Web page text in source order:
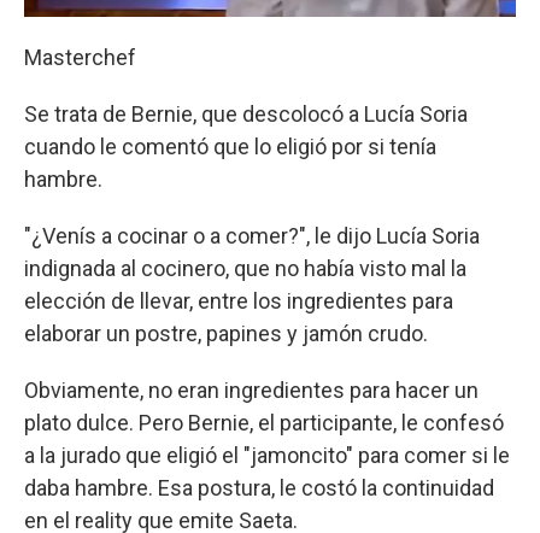
Masterchef
Se trata de Bernie, que descolocó a Lucía Soria
cuando le comentó que lo eligió por si tenía
hambre.
"¿Venís a cocinar o a comer?", le dijo Lucía Soria
indignada al cocinero, que no había visto mal la
elección de llevar, entre los ingredientes para
elaborar un postre, papines y jamón crudo.
Obviamente, no eran ingredientes para hacer un
plato dulce. Pero Bernie, el participante, le confesó
a la jurado que eligió el "jamoncito" para comer si le
daba hambre. Esa postura, le costó la continuidad
en el reality que emite Saeta.